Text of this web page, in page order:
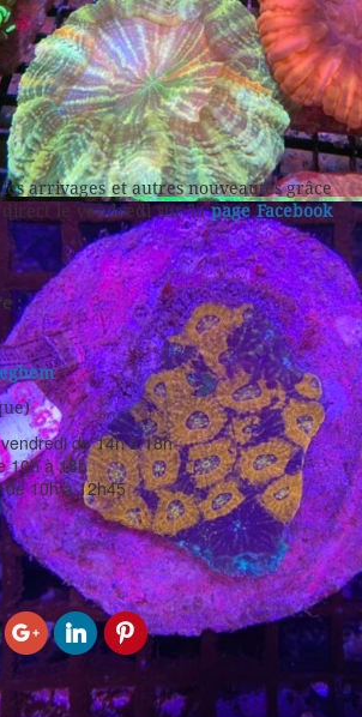
arrivages et autres nouveautés grâce
direct le vendredi sur lapage Facebook
:
de 14h à 18h
10h à 18h
de 10h à 12h45